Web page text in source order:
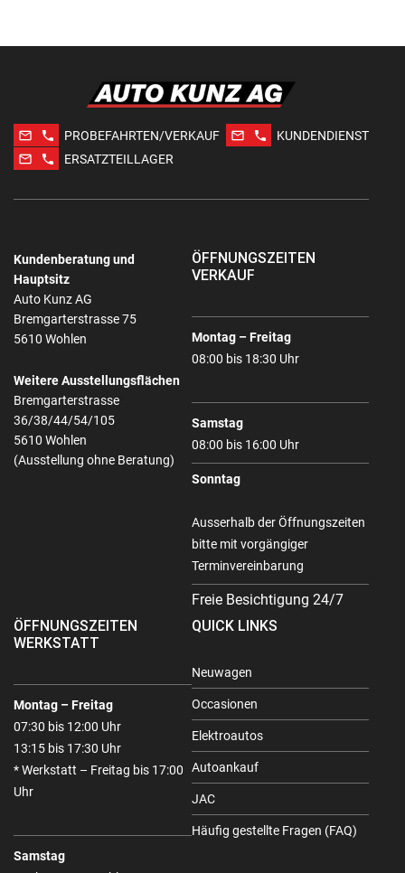
mail_outline phone PROBEFAHRTEN/VERKAUF mail_outline phone
KUNDENDIENST
mail_outline
phone ERSATZTEILLAGER
Kundenberatung und
Hauptsitz
Auto Kunz AG
Bremgarterstrasse 75
5610 Wohlen
Weitere Ausstellungsflächen
Bremgarterstrasse
36/38/44/54/105
5610 Wohlen
(Ausstellung ohne Beratung)
ÖFFNUNGSZEITEN
VERKAUF
Montag – Freitag
08:00 bis 18:30 Uhr
Samstag
08:00 bis 16:00 Uhr
Sonntag
Ausserhalb der Öffnungszeiten
bitte mit vorgängiger
Terminvereinbarung
Freie Besichtigung 24/7
ÖFFNUNGSZEITEN
WERKSTATT
Montag – Freitag
07:30 bis 12:00 Uhr
13:15 bis 17:30 Uhr
* Werkstatt – Freitag bis 17:00
Uhr
Samstag
QUICK LINKS
Neuwagen
Occasionen
Elektroautos
Autoankauf
JAC
Häufig gestellte Fragen (FAQ)